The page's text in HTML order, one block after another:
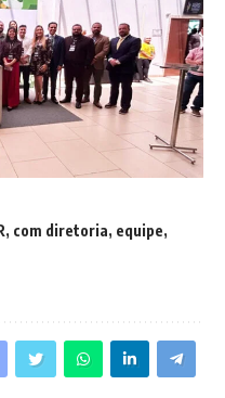
com diretoria, equipe,